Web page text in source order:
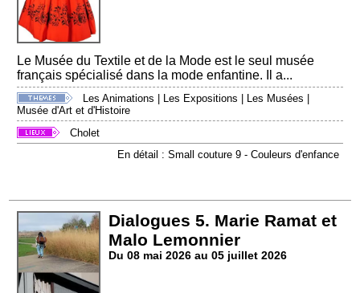
Le Musée du Textile et de la Mode est le seul musée
français spécialisé dans la mode enfantine. Il a...
Les Animations Les Expositions Les Musées
Musée d'Art et d'Histoire
Cholet
En détail : Small couture 9 - Couleurs d'enfance
Dialogues 5. Marie Ramat et
Malo Lemonnier
Du 08 mai 2026 au 05 juillet 2026